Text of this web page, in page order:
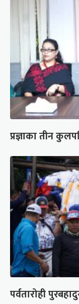
प्रज्ञाका तीन
पर्वतारोही